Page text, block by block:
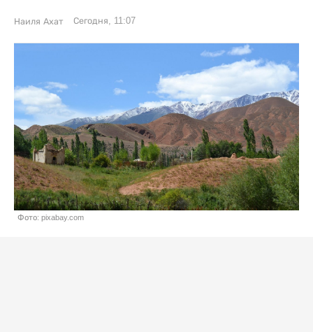
Наиля Ахат Сегодня, 11:07
Фото: pixabay.com